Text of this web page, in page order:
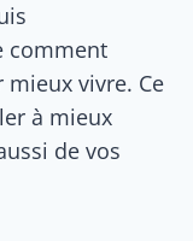
comment
vivre. Ce
à mieux
de vos